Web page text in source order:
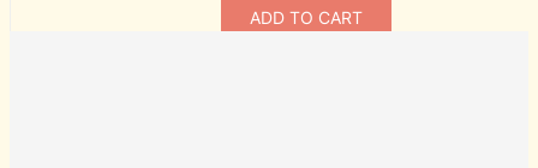
ADD TO CART